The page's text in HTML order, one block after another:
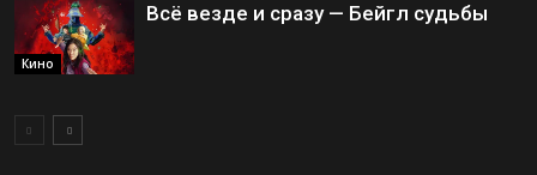
Кино
Всё везде и сразу — Бейгл судьбы